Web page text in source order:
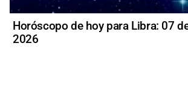
Horóscopo de hoy para Libra: 07
2026